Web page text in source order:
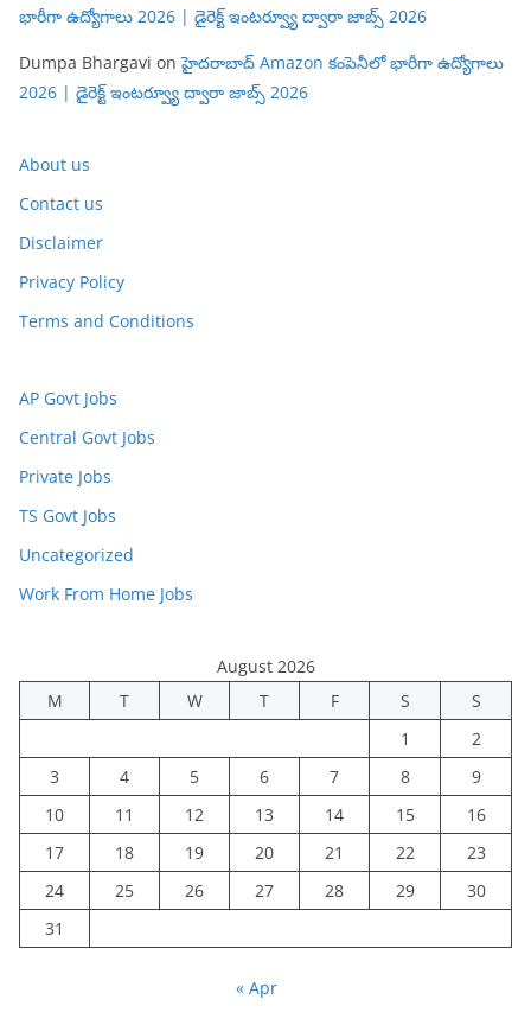
భారీగా ఉద్యోగాలు 2026 | డైరెక్ట్ ఇంటర్వ్యూ ద్వారా జాబ్స్ 2026
Dumpa Bhargavi onహైదరాబాద్ Amazon కంపెనీలో భారీగా ఉద్యోగాలు
2026 | డైరెక్ట్ ఇంటర్వ్యూ ద్వారా జాబ్స్ 2026
About us
Contact us
Disclaimer
Privacy Policy
Terms and Conditions
AP Govt Jobs
Central Govt Jobs
Private Jobs
TS Govt Jobs
Uncategorized
Work From Home Jobs
August 2026
M
T W T F S
S
1
2
3
4 5 6 7 8
9
10
11 12 13 14 15
16
17
18 19 20 21 22
23
24
25 26 27 28 29
30
31
« Apr